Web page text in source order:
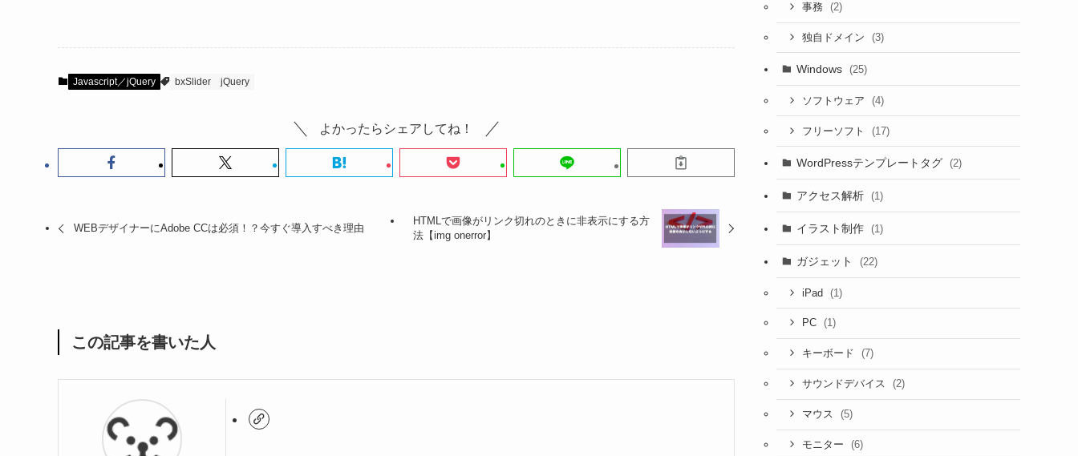
Javascript／jQuery bxSlider jQuery
よかったらシェアしてね！
WEBデザイナーにAdobe CCは必須！？今すぐ導入すべき理由
HTMLで画像がリンク切れのときに非表示にする方
法【img onerror】
この記事を書いた人
事務 (2)
独自ドメイン (3)
Windows (25)
ソフトウェア (4)
フリーソフト (17)
WordPressテンプレートタグ (2)
アクセス解析 (1)
イラスト制作 (1)
ガジェット (22)
iPad (1)
PC (1)
キーボード (7)
サウンドデバイス (2)
マウス (5)
モニター (6)